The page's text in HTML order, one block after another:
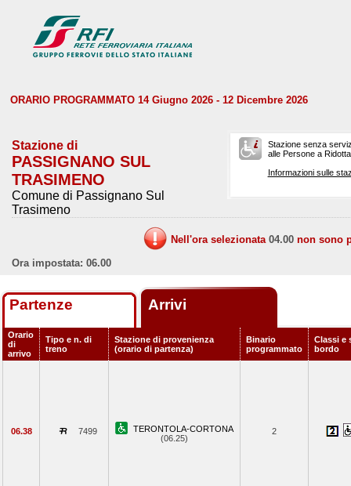
ORARIO PROGRAMMATO 14 Giugno 2026 - 12 Dicembre 2026
Stazione di
PASSIGNANO SUL
TRASIMENO
Comune di Passignano Sul
Trasimeno
Stazione senza
alle Persone a
Informazioni sulle
Nell'ora selezionata 04.00 non sono
Ora impostata: 06.00
Partenze Arrivi
Orario
di
arrivo
Tipo e n. di
treno
Stazione di provenienza
(orario di partenza)
Binario
programmato
Classi e
bordo
06.38 7499
TERONTOLA-CORTONA
(06.25)
2